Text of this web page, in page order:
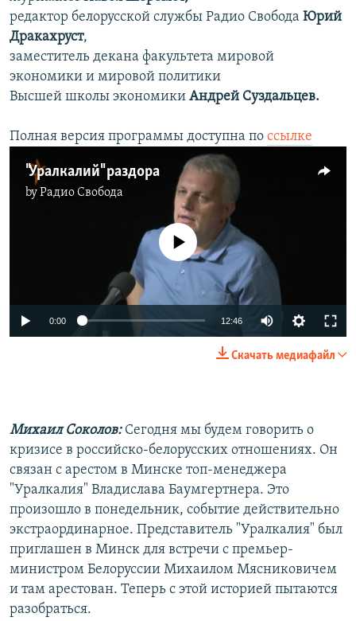
редактор белорусской службы Радио Свобода Юрий
Дракахруст,
заместитель декана факультета мировой
экономики и мировой политики
Высшей школы экономики Андрей Суздальцев.
Полная версия программы доступна по ссылке
"Уралкалий" раздора
byРадио Свобода
No media source currently available
0:00 12:46
Скачать медиафайл
Михаил Соколов:Сегодня мы будем говорить о
кризисе в российско-белорусских отношениях. Он
связан с арестом в Минске топ-менеджера
"Уралкалия" Владислава Баумгертнера. Это
произошло в понедельник, событие действительно
экстраординарное. Представитель "Уралкалия" был
приглашен в Минск для встречи с премьер-
министром Белоруссии Михаилом Мясниковичем
и там арестован. Теперь с этой историей пытаются
разобраться.